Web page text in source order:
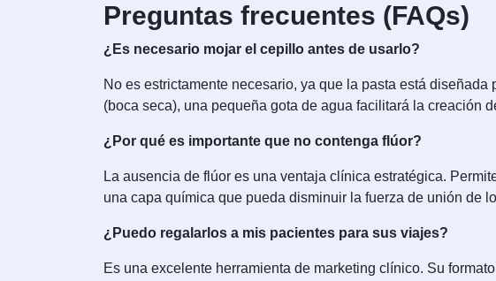
Preguntas frecuentes (FAQs)
¿Es necesario mojar el cepillo antes de usarlo?
No es estrictamente necesario, ya que la pasta está
(boca seca), una pequeña gota de agua facilitará la creación
¿Por qué es importante que no contenga flúor?
La ausencia de flúor es una ventaja clínica estratégica.
una capa química que pueda disminuir la fuerza de unión de
¿Puedo regalarlos a mis pacientes para sus viajes?
Es una excelente herramienta de marketing clínico. Su